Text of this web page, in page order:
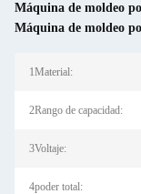
Máquina de moldeo
Máquina de moldeo
1Material:
2Rango de capacidad:
3Voltaje:
4poder total: